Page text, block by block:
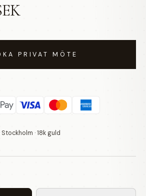
PRIVAT MÖTE
· 18k guld